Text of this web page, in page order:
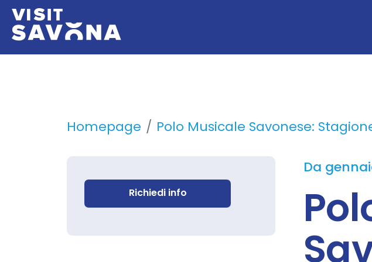
Homepage Polo Musicale Savonese:
Richiedi info
Da